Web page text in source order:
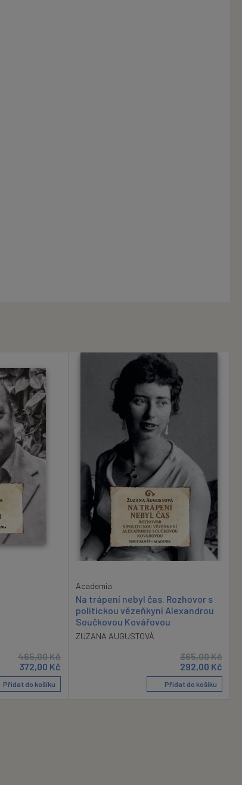
465,00Kč
372,00 Kč
Přidat do košíku
Academia
Na trápení nebyl čas. Rozhovor s
politickou vězeňkyní Alexandrou
Součkovou Kovářovou
ZUZANA AUGUSTOVÁ
365,00Kč
292,00 Kč
Přidat do košíku